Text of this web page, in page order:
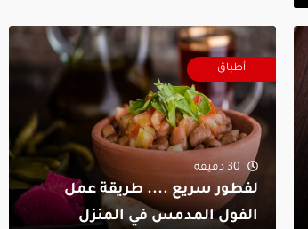
أطباق
30 دقيقة
لفطور سريع .... طريقة عمل
الفول المدمس في المنزل